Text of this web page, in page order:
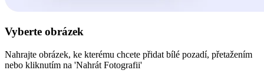
Vyberte obrázek
Nahrajte obrázek, ke kterému chcete přidat bílé pozadí, přetažením
nebo kliknutím na 'Nahrát Fotografii'